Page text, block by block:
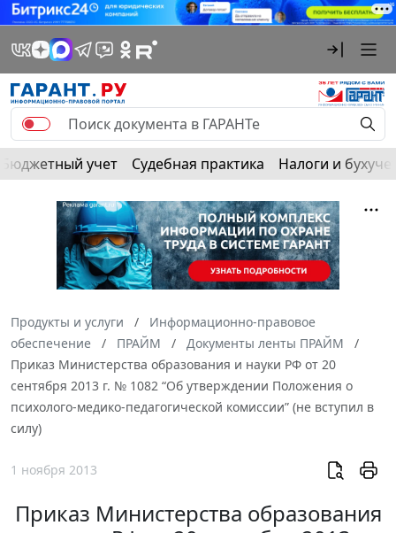
Бюджетный учет Судебная практика Налоги и
Продукты и услуги
Информационно-правовое
обеспечение
ПРАЙМ
Документы ленты ПРАЙМ
Приказ Министерства образования и науки РФ от 20
сентября 2013 г. № 1082 “Об утверждении Положения о
психолого-медико-педагогической комиссии” (не вступил в
силу)
1 ноября 2013
Приказ Министерства образования